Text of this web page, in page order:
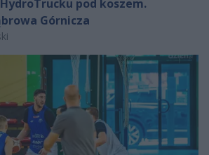
pod koszem.
Górnicza